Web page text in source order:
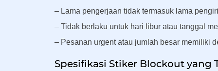
– Lama pengerjaan tidak termasuk lama
– Tidak berlaku untuk hari libur atau tanggal
– Pesanan urgent atau jumlah besar memiliki
Spesifikasi Stiker Blockout yang